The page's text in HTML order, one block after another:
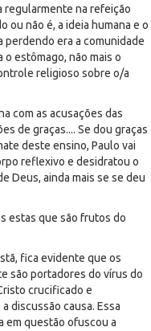
regularmente na refeição
ou não é, a ideia humana e o
perdendo era a comunidade
estômago, não mais o
religioso sobre o/a
com as acusações das
de graças.... Se dou graças
deste ensino, Paulo vai
reflexivo e desidratou o
Deus, ainda mais se se deu
estas que são frutos do
fica evidente que os
são portadores do vírus do
crucificado e
discussão causa. Essa
em questão ofuscou a